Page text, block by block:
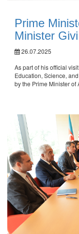
Prime
Minister
26.07.2025
As part of his official
Education, Science,
by the Prime Minister of